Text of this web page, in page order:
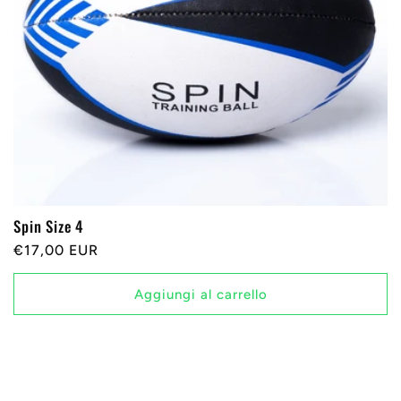
Spin Size 4
Prezzo
di
€17,00 EUR
Aggiungi al carrello